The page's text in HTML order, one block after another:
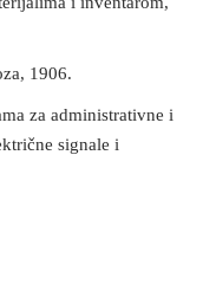
1906.
za administrativne i
signale i